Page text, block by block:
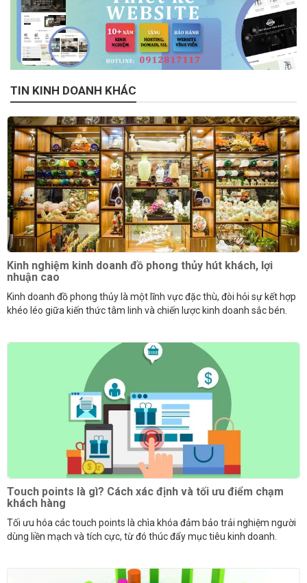
TIN KINH DOANH KHÁC
Kinh nghiệm kinh doanh đồ phong thủy hút khách, lợi
nhuận cao
Kinh doanh đồ phong thủy là một lĩnh vực đặc thù, đòi hỏi sự kết hợp
khéo léo giữa kiến thức tâm linh và chiến lược kinh doanh sắc bén.
Touch points là gì? Cách xác định và tối ưu điểm chạm
khách hàng
Tối ưu hóa các touch points là chìa khóa đảm bảo trải nghiệm người
dùng liền mạch và tích cực, từ đó thúc đẩy mục tiêu kinh doanh.